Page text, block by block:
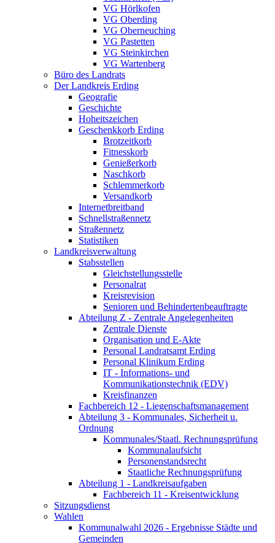
VG Hörlkofen
VG Oberding
VG Oberneuching
VG Pastetten
VG Steinkirchen
VG Wartenberg
Büro des Landrats
Der Landkreis Erding
Geografie
Geschichte
Hoheitszeichen
Geschenkkorb Erding
Brotzeitkorb
Fitnesskorb
Genießerkorb
Naschkorb
Schlemmerkorb
Versandkorb
Internetbreitband
Schnellstraßennetz
Straßennetz
Statistiken
Landkreisverwaltung
Stabsstellen
Gleichstellungsstelle
Personalrat
Kreisrevision
Senioren und Behindertenbeauftragte
Abteilung Z - Zentrale Angelegenheiten
Zentrale Dienste
Organisation und E-Akte
Personal Landratsamt Erding
Personal Klinikum Erding
IT - Informations- und
Kommunikationstechnik (EDV)
Kreisfinanzen
Fachbereich 12 - Liegenschaftsmanagement
Abteilung 3 - Kommunales, Sicherheit u.
Ordnung
Kommunales/Staatl. Rechnungsprüfung
Kommunalaufsicht
Personenstandsrecht
Staatliche Rechnungsprüfung
Abteilung 1 - Landkreisaufgaben
Fachbereich 11 - Kreisentwicklung
Sitzungsdienst
Wahlen
Kommunalwahl 2026 - Ergebnisse Städte und
Gemeinden